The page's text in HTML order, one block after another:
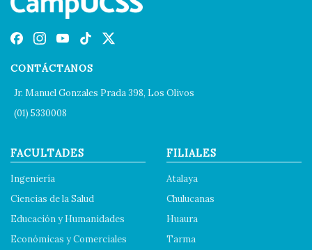
CONTÁCTANOS
Jr. Manuel Gonzales Prada 398, Los Olivos
(01) 5330008
FACULTADES
Ingeniería
Ciencias de la Salud
Educación y Humanidades
Económicas y Comerciales
FILIALES
Atalaya
Chulucanas
Huaura
Tarma